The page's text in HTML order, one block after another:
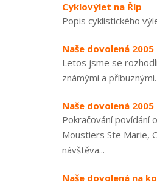
Cyklovýlet na Říp
Popis cyklistického
Naše dovolená
Letos jsme se
známými a
Naše dovolená
Pokračování povídání
Moustiers Ste Marie,
návštěva...
Naše dovolená na